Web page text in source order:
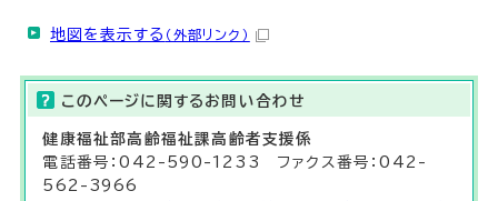
地図を表示する （外部リンク）
このページに関する お問い合わせ
健康福祉部高齢福祉課高齢者支援係
電話番号：042-590-1233 ファクス番号：042-
562-3966